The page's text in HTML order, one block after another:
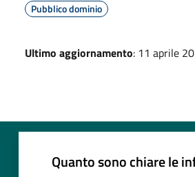
Pubblico dominio
Ultimo aggiornamento: 11 aprile
Quanto sono chiare le